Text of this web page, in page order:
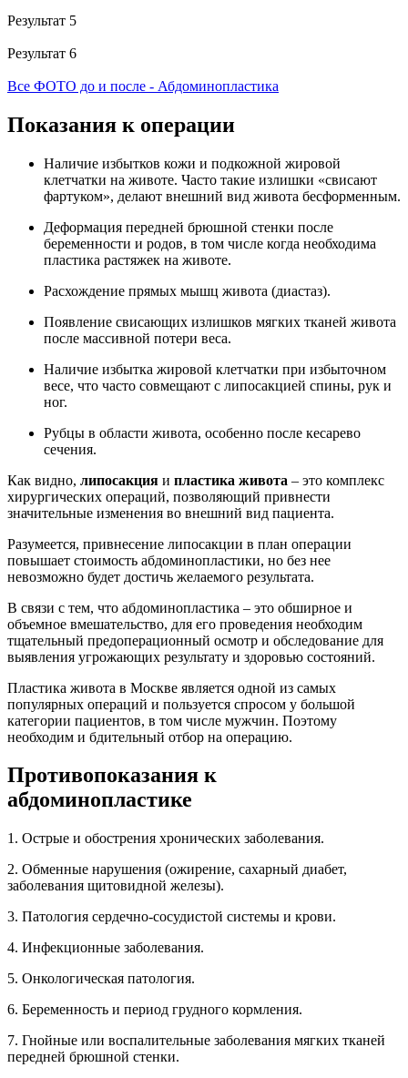
Результат 5
Результат 6
Все ФОТО до и после - Абдоминопластика
Показания к операции
Наличие избытков кожи и подкожной жировой
клетчатки на животе. Часто такие излишки «свисают
фартуком», делают внешний вид живота бесформенным.
Деформация передней брюшной стенки после
беременности и родов, в том числе когда необходима
пластика растяжек на животе.
Расхождение прямых мышц живота (диастаз).
Появление свисающих излишков мягких тканей живота
после массивной потери веса.
Наличие избытка жировой клетчатки при избыточном
весе, что часто совмещают с липосакцией спины, рук и
ног.
Рубцы в области живота, особенно после кесарево
сечения.
Как видно, липосакция и пластика живота – это комплекс
хирургических операций, позволяющий привнести
значительные изменения во внешний вид пациента.
Разумеется, привнесение липосакции в план операции
повышает стоимость абдоминопластики, но без нее
невозможно будет достичь желаемого результата.
В связи с тем, что абдоминопластика – это обширное и
объемное вмешательство, для его проведения необходим
тщательный предоперационный осмотр и обследование для
выявления угрожающих результату и здоровью состояний.
Пластика живота в Москве является одной из самых
популярных операций и пользуется спросом у большой
категории пациентов, в том числе мужчин. Поэтому
необходим и бдительный отбор на операцию.
Противопоказания к
абдоминопластике
1. Острые и обострения хронических заболевания.
2. Обменные нарушения (ожирение, сахарный диабет,
заболевания щитовидной железы).
3. Патология сердечно-сосудистой системы и крови.
4. Инфекционные заболевания.
5. Онкологическая патология.
6. Беременность и период грудного кормления.
7. Гнойные или воспалительные заболевания мягких тканей
передней брюшной стенки.